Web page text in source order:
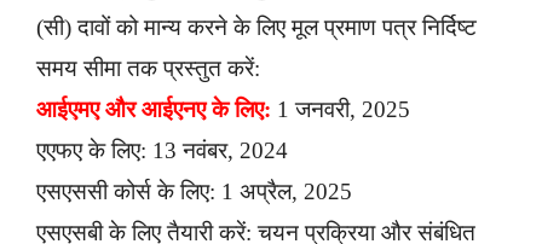
(सी) दावों को मान्य करने के लिए मूल प्रमाण पत्र निर्दिष्ट
समय सीमा तक प्रस्तुत करें:
आईएमए और आईएनए के लिए: 1 जनवरी, 2025
एएफए के लिए: 13 नवंबर, 2024
एसएससी कोर्स के लिए: 1 अप्रैल, 2025
एसएसबी के लिए तैयारी करें: चयन प्रक्रिया और संबंधित